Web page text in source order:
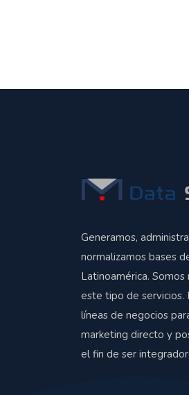
Generamos,
normalizamos bases
Latinoamérica.
este tipo de
líneas de negocios
marketing directo y
el fin de ser